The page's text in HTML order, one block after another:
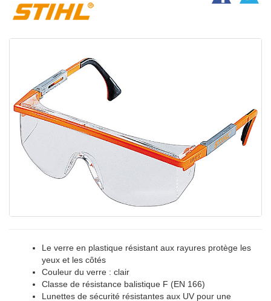
Le verre en plastique résistant aux rayures protège les
yeux et les côtés
Couleur du verre : clair
Classe de résistance balistique F (EN 166)
Lunettes de sécurité résistantes aux UV pour une